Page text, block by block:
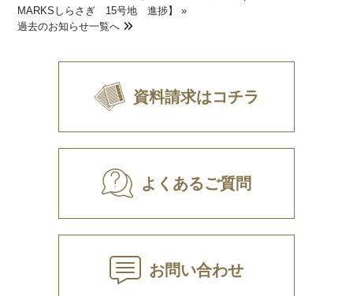
MARKSしらさぎ 15号地 進捗】
»
過去のお知らせ一覧へ
資料請求はコチラ
よくあるご質問
お問い合わせ